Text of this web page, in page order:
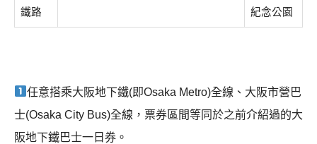
鐵路
紀念公園
任意搭乘大阪地下鐵(即Osaka Metro)全線、大阪市營巴
士(Osaka City Bus)全線，票券區間等同於之前介紹過的大
阪地下鐵巴士一日券。